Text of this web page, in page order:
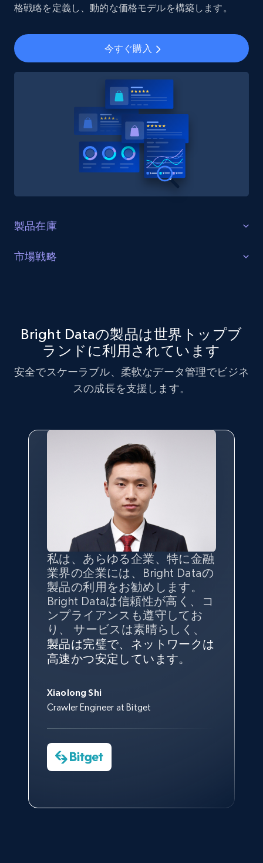
格戦略を定義し、動的な価格モデルを構築します。
今すぐ購入
製品在庫
ギャップの特定
今すぐ購入
市場戦略
主要なトレンドと顧客の好みを特定します。
今すぐ購入
Bright Dataの製品は世界トップブ
ランドに利用されています
安全でスケーラブル、柔軟なデータ管理でビジネ
スの成長を支援します。
私は、あらゆる企業、特に金融
業界の企業には、Bright Dataの
製品の利用をお勧めします。
Bright Dataは信頼性が高く、コ
ンプライアンスも遵守してお
り、 サービスは素晴らしく、
製品は完璧で、ネットワークは
高速かつ安定しています。
Xiaolong Shi
Crawler Engineer at Bitget
インターネットから公開ウェブ
データを収集する機能なしで
は、ブランドがすべての媒体に
向けて紹介されたこと、またそ
の展開先を知りえることはでき
トなしでは急成長を遂げること
はできなかったでしょう。
Data Science Specialist
インターネットから公開ウェブ
データを収集する機能なしで
は、ブランドがすべての媒体に
向けて紹介されたこと、またそ
の展開先を知りえることはでき
ず、また、Bright Dataのサポー
トなしでは急成長を遂げること
はできなかったでしょう。
Sarah Melville
Media Director at YouGov Sport
私の経験から言えば、Bright
Dataのサービスは極めて貴重な
ものでした。Bright Dataのおか
げで、当社のニーズを満たすの
に十分な公開ウェブデータを収
サポートおよび開発スタッフの
おかげで、多くのプロセスを最
Charmagne Cruz
Head of Reporting & Analytics, Business
データの 質 と量を最大限に確
保することが最も重要であり、
そこでBright Dataとtgndataの
組み合わせが威力を発揮しま
す。
George Koutsoudopoulos
CEO at tgndata
今すぐ観る
信頼性に非常に感銘を受けてお
り、Bright Dataには全体的に大
変満足しています。アカウント
マネージャーとは定期的な連絡
ルートがあり、非常に協力的で
Yorgos Panzaris
CTO at Convert Group
Bright Dataとの提携には大変満
足しております。全てが順調
で、ネットワークは非常に 安定
しており、 カスタマーサービス
にも満足しています。 サポート
す。
Cheddi Rai
CEO at AdRetreaver